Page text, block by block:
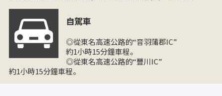
自駕車
◎從東名高速公路的“音羽蒲郡IC”
約1小時15分鐘車程。
◎從東名高速公路的“豐川IC”
約1小時15分鐘車程。